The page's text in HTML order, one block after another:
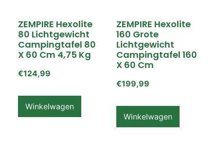
ZEMPIRE Hexolite
80 Lichtgewicht
Campingtafel 80
X 60 Cm 4,75 Kg
€124,99
Winkelwagen
ZEMPIRE Hexolite
160 Grote
Lichtgewicht
Campingtafel 160
X 60 Cm
€199,99
Winkelwagen